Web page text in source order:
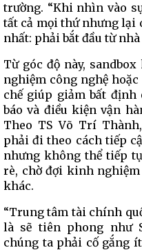
trường. “Khi nhìn vào
tất cả mọi thứ nhưng lại
nhất: phải bắt đầu từ
Từ góc độ này,
nghiệm công nghệ
chế giúp giảm bất
báo và điều kiện vận
Theo TS Võ Trí
phải đi theo cách tiếp
nhưng không thể tiếp
rè, chờ đợi kinh
khác.
“Trung tâm tài chính
là sẽ tiên phong như
chúng ta phải cố gắng